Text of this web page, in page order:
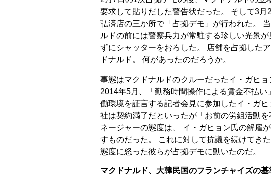
要求して貼りだした警告状だった。 そして3月
弘済店の三か所で「占拠デモ」が行われた。
ルドの前には警察兵力が常駐する珍しい光景
ずにシャッターをおろした。 店舗を占拠した
ドナルド。 何があったのだろうか。
事態はマクドナルドのクルーだったイ・ガヒョ
2014年5月、「勤務時間操作による賃金不払
働環境を証言する記者会見に参加したイ・ガ
社は契約満了だといったが「お前の労組活動
ネージャーの態度は、 イ・ガヒョン氏の解雇
すものだった。 これに対して抗議を続けてき
態度に怒った彼らが占拠デモに動いたのだ。
マクドナルド、大韓民国のフランチャイズの基